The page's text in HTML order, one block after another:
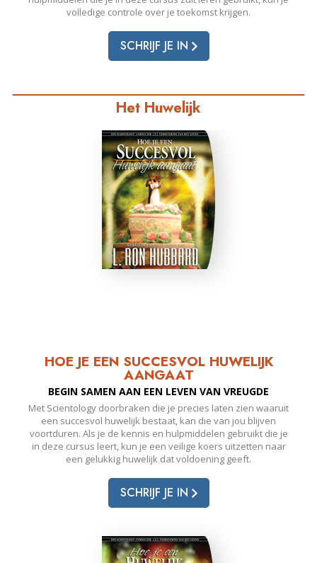
volledige controle over je toekomst krijgen.
SCHRIJF JE IN
Het Huwelijk
HOE JE EEN SUCCESVOL HUWELIJK
AANGAAT
BEGIN SAMEN AAN EEN LEVEN VAN VREUGDE
Met Scientology doorbraken die je precies laten zien waaruit
een succesvol huwelijk bestaat, kan die van jou blijven
voortduren. Als je de kennis en hulpmiddelen gebruikt die je
in deze cursus leert, kun je een veilige koers uitzetten naar
een gelukkig huwelijk dat voldoening geeft.
SCHRIJF JE IN